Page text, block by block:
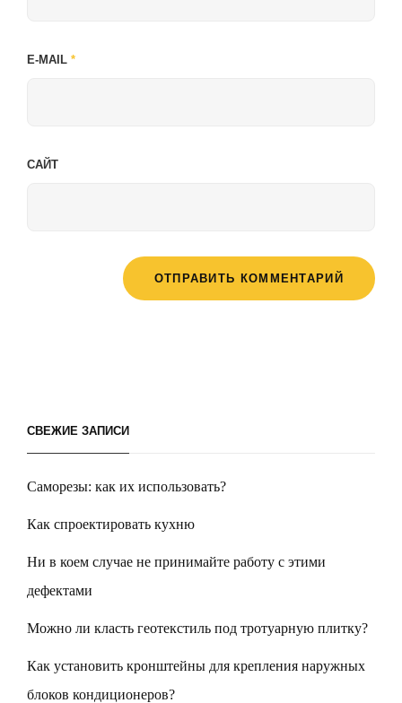
E-MAIL *
САЙТ
СВЕЖИЕ ЗАПИСИ
Саморезы: как их использовать?
Как спроектировать кухню
Ни в коем случае не принимайте работу с этими
дефектами
Можно ли класть геотекстиль под тротуарную плитку?
Как установить кронштейны для крепления наружных
блоков кондиционеров?